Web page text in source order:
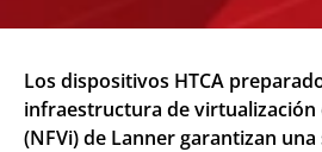
Los dispositivos HTCA
infraestructura de virtualización
(NFVi) de Lanner garantizan